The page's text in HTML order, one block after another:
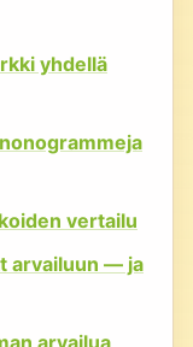
yhdellä
vertailu
arvailuun — ja